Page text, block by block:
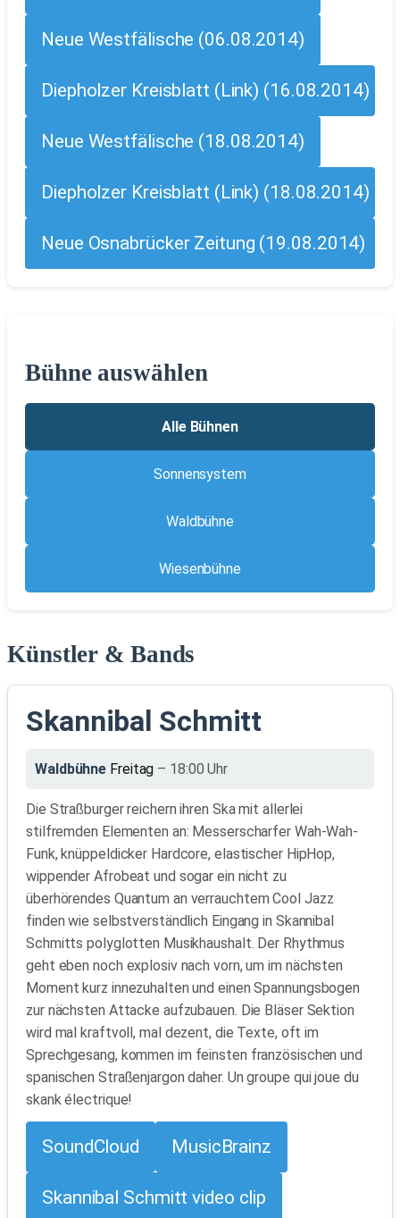
Neue Westfälische (06.08.2014)
Diepholzer Kreisblatt (Link) (16.08.2014)
Neue Westfälische (18.08.2014)
Diepholzer Kreisblatt (Link) (18.08.2014)
Neue Osnabrücker Zeitung (19.08.2014)
Bühne auswählen
Alle Bühnen
Sonnensystem
Waldbühne
Wiesenbühne
Künstler & Bands
Skannibal Schmitt
Waldbühne Freitag – 18:00 Uhr
Die Straßburger reichern ihren Ska mit allerlei
stilfremden Elementen an: Messerscharfer Wah-Wah-
Funk, knüppeldicker Hardcore, elastischer HipHop,
wippender Afrobeat und sogar ein nicht zu
überhörendes Quantum an verrauchtem Cool Jazz
finden wie selbstverständlich Eingang in Skannibal
Schmitts polyglotten Musikhaushalt. Der Rhythmus
geht eben noch explosiv nach vorn, um im nächsten
Moment kurz innezuhalten und einen Spannungsbogen
zur nächsten Attacke aufzubauen. Die Bläser Sektion
wird mal kraftvoll, mal dezent, die Texte, oft im
Sprechgesang, kommen im feinsten französischen und
spanischen Straßenjargon daher. Un groupe qui joue du
skank électrique!
SoundCloud MusicBrainz
Skannibal Schmitt video clip